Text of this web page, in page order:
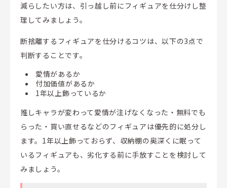
減らしたい方は、引っ越し前にフィギュアを仕分けし整
理してみましょう。
断捨離するフィギュアを仕分けるコツは、以下の3点で
判断することです。
愛情があるか
付加価値があるか
1年以上飾っているか
推しキャラが変わって愛情が注げなくなった・無料でも
らった・買い直せるなどのフィギュアは優先的に処分し
ます。1年以上飾っておらず、収納棚の奥深くに眠って
いるフィギュアも、劣化する前に手放すことを検討して
みましょう。